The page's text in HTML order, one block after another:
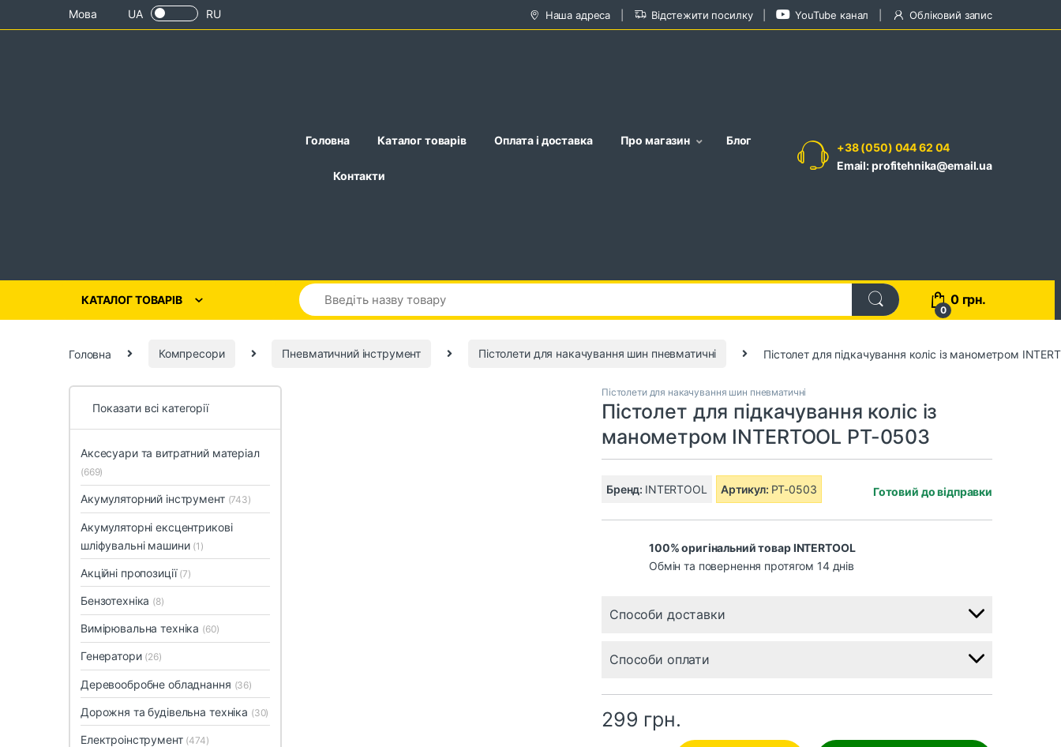
Skip to navigation
Skip to contentМова UA RU Наша адреса Відстежити посилку YouTube канал Обліковий запис
Головна Каталог товарів Оплата і доставка Про магазин Блог
Контакти
+38 (050) 044 62 04
Email: profitehnika@email.ua
КАТАЛОГ ТОВАРІВ
0
0 грн.
Головна Компресори Пневматичний інструмент Пістолети для накачування шин пневматичні Пістолет для підкачування коліс із манометром
Пістолети для накачування шин пневматичні
Пістолет для підкачування коліс із
манометром INTERTOOL PT-0503
Бренд: INTERTOOL Артикул: PT-0503 Готовий до відправки
100% оригінальний товар INTERTOOL
Обмін та повернення протягом 14 днів
Способи доставки
Способи оплати
299 грн.
Показати всі категорії
Аксесуари та витратний матеріал
(669)
Акумуляторний інструмент (743)
Акумуляторні ексцентрикові
шліфувальні машини (1)
Акційні пропозиції (7)
Бензотехніка (8)
Вимірювальна техніка (60)
Генератори (26)
Деревообробне обладнання (36)
Дорожня та будівельна техніка (30)
Електроінструмент (474)